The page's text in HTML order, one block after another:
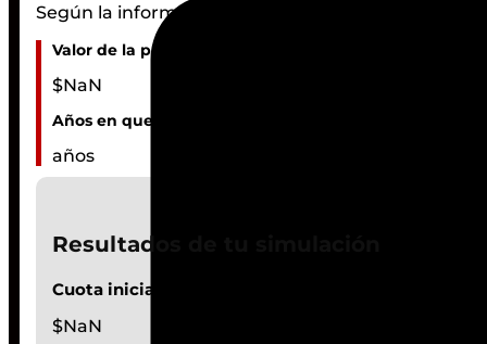
Según la información que nos suministraste:
Valor de la propiedad:
$NaN
Años en que quieres pagarla:
años
Resultados de tu simulación
Cuota inicial estimada:
$NaN